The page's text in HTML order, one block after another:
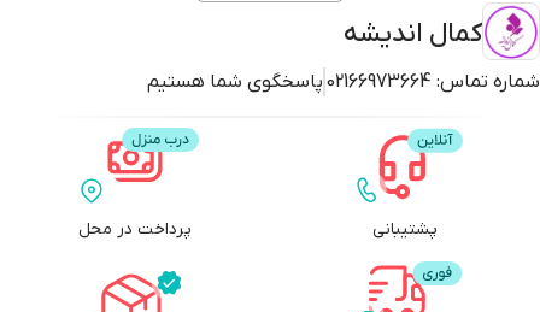
کمال اندیشه
شماره تماس: 02166973664 پاسخگوی شما هستیم
پشتیبانی پرداخت در محل